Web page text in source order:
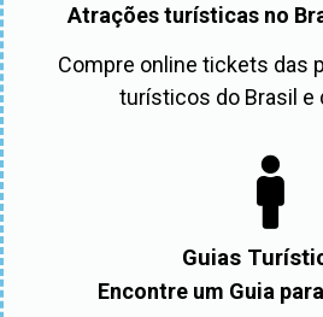
Atrações turísticas no
Compre online tickets das
turísticos do Brasil e
Guias
Encontre um Guia